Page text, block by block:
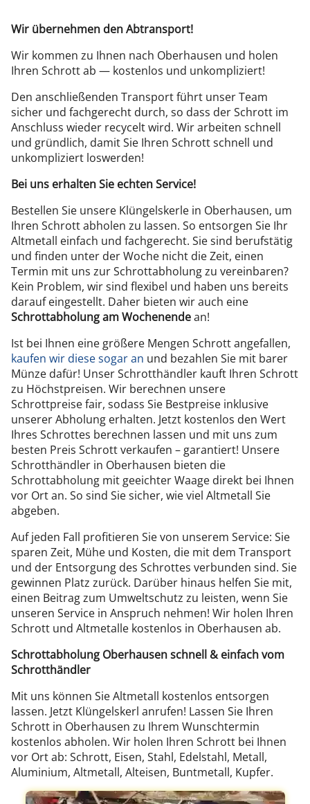
Wir übernehmen den Abtransport!
Wir kommen zu Ihnen nach Oberhausen und holen
Ihren Schrott ab — kostenlos und unkompliziert!
Den anschließenden Transport führt unser Team
sicher und fachgerecht durch, so dass der Schrott im
Anschluss wieder recycelt wird. Wir arbeiten schnell
und gründlich, damit Sie Ihren Schrott schnell und
unkompliziert loswerden!
Bei uns erhalten Sie echten Service!
Bestellen Sie unsere Klüngelskerle in Oberhausen, um
Ihren Schrott abholen zu lassen. So entsorgen Sie Ihr
Altmetall einfach und fachgerecht. Sie sind berufstätig
und finden unter der Woche nicht die Zeit, einen
Termin mit uns zur Schrottabholung zu vereinbaren?
Kein Problem, wir sind flexibel und haben uns bereits
darauf eingestellt. Daher bieten wir auch eine
Schrottabholung am Wochenendean!
Ist bei Ihnen eine größere Mengen Schrott angefallen,
kaufen wir diese sogar an und bezahlen Sie mit barer
Münze dafür! Unser Schrotthändler kauft Ihren Schrott
zu Höchstpreisen. Wir berechnen unsere
Schrottpreise fair, sodass Sie Bestpreise inklusive
unserer Abholung erhalten. Jetzt kostenlos den Wert
Ihres Schrottes berechnen lassen und mit uns zum
besten Preis Schrott verkaufen – garantiert! Unsere
Schrotthändler in Oberhausen bieten die
Schrottabholung mit geeichter Waage direkt bei Ihnen
vor Ort an. So sind Sie sicher, wie viel Altmetall Sie
abgeben.
Auf jeden Fall profitieren Sie von unserem Service: Sie
sparen Zeit, Mühe und Kosten, die mit dem Transport
und der Entsorgung des Schrottes verbunden sind. Sie
gewinnen Platz zurück. Darüber hinaus helfen Sie mit,
einen Beitrag zum Umweltschutz zu leisten, wenn Sie
unseren Service in Anspruch nehmen! Wir holen Ihren
Schrott und Altmetalle kostenlos in Oberhausen ab.
Schrottabholung Oberhausen schnell & einfach vom
Schrotthändler
Mit uns können Sie Altmetall kostenlos entsorgen
lassen. Jetzt Klüngelskerl anrufen! Lassen Sie Ihren
Schrott in Oberhausen zu Ihrem Wunschtermin
kostenlos abholen. Wir holen Ihren Schrott bei Ihnen
vor Ort ab: Schrott, Eisen, Stahl, Edelstahl, Metall,
Aluminium, Altmetall, Alteisen, Buntmetall, Kupfer.